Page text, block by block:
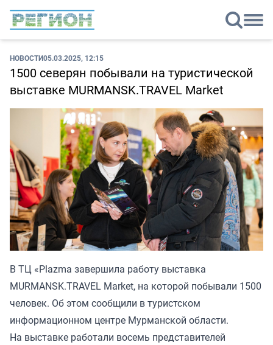
НОВОСТИ05.03.2025, 12:15
1500 северян побывали на туристической
выставке MURMANSK.TRAVEL Market
В ТЦ «Plazma завершила работу выставка
MURMANSK.TRAVEL Market, на которой побывали 1500
человек. Об этом сообщили в туристском
информационном центре Мурманской области.
На выставке работали восемь представителей